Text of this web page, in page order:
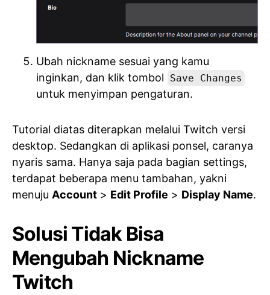
Ubah nickname sesuai yang kamu
inginkan, dan klik tombol
Save Changes
untuk menyimpan pengaturan.
Tutorial diatas diterapkan melalui Twitch versi
desktop. Sedangkan di aplikasi ponsel, caranya
nyaris sama. Hanya saja pada bagian settings,
terdapat beberapa menu tambahan, yakni
menuju Account > Edit Profile > Display Name.
Solusi Tidak Bisa
Mengubah Nickname
Twitch